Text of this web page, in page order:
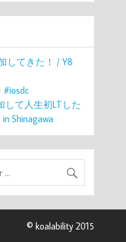
してきた！ / Y8
#iosdc
して人生初LTした
in Shinagawa
© koalability 2015